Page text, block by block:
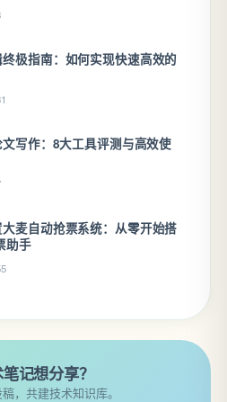
极指南：如何实现快速高效的
写作：8大工具评测与高效使
麦自动抢票系统：从零开始搭
助手
记想分享？
，共建技术知识库。